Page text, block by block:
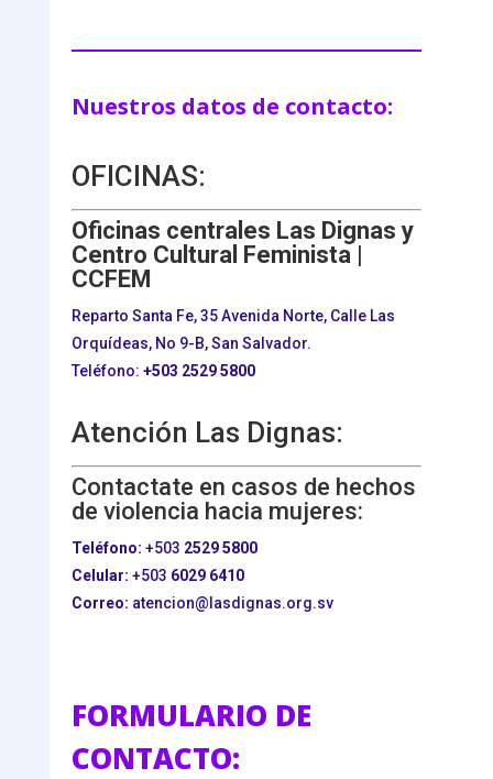
Nuestros datos de contacto:
OFICINAS:
Oficinas centrales Las Dignas y
Centro Cultural Feminista |
CCFEM
Reparto Santa Fe, 35 Avenida Norte, Calle Las
Orquídeas, No 9-B, San Salvador.
Teléfono: +503 2529 5800
Atención Las Dignas:
Contactate en casos de hechos
de violencia hacia mujeres:
Teléfono: +503 2529 5800
Celular: +503 6029 6410
Correo: atencion@lasdignas.org.sv
FORMULARIO DE
CONTACTO: